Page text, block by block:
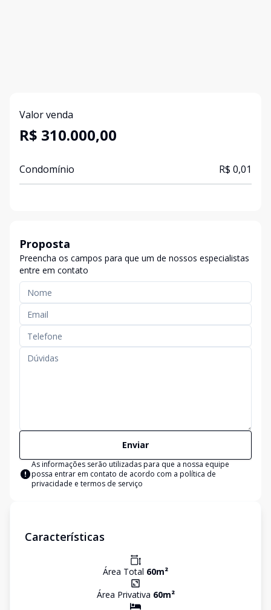
Valor venda
R$ 310.000,00
Condomínio R$ 0,01
Proposta
Preencha os campos para que um de nossos especialistas
entre em contato
Enviar
As informações serão utilizadas para que a nossa equipe
possa entrar em contato de acordo com a política de
privacidade e termos de serviço
Características
Área Total 60m²
Área Privativa 60m²